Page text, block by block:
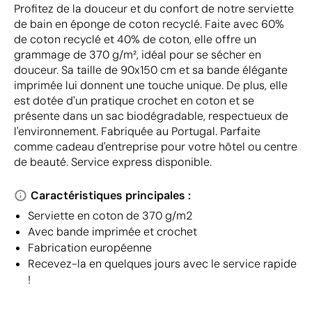
Profitez de la douceur et du confort de notre serviette
de bain en éponge de coton recyclé. Faite avec 60%
de coton recyclé et 40% de coton, elle offre un
grammage de 370 g/m², idéal pour se sécher en
douceur. Sa taille de 90x150 cm et sa bande élégante
imprimée lui donnent une touche unique. De plus, elle
est dotée d'un pratique crochet en coton et se
présente dans un sac biodégradable, respectueux de
l'environnement. Fabriquée au Portugal. Parfaite
comme cadeau d'entreprise pour votre hôtel ou centre
de beauté. Service express disponible.
Caractéristiques principales :
Serviette en coton de 370 g/m2
Avec bande imprimée et crochet
Fabrication européenne
Recevez-la en quelques jours avec le service rapide
!